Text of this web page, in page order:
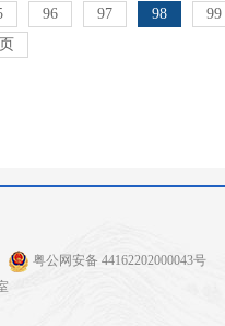
96 97 98 99
粤公网安备 44162202000043号